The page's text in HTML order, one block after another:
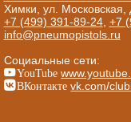
Химки, ул. Московская,
+7 (499) 391-89-24, +7
info@pneumopistols.ru
Социальные сети:
YouTube
ВКонтакте vk.com/